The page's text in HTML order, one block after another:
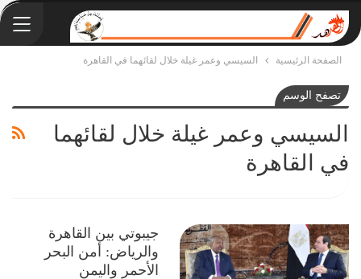
الصفحة الرئيسية السيسي وعمر غيلة خلال لقائهما في القاهرة
تصفح الوسم
السيسي وعمر غيلة خلال لقائهما
في القاهرة
جيبوتي بين القاهرة
والرياض: أمن البحر
الأحمر واليمن